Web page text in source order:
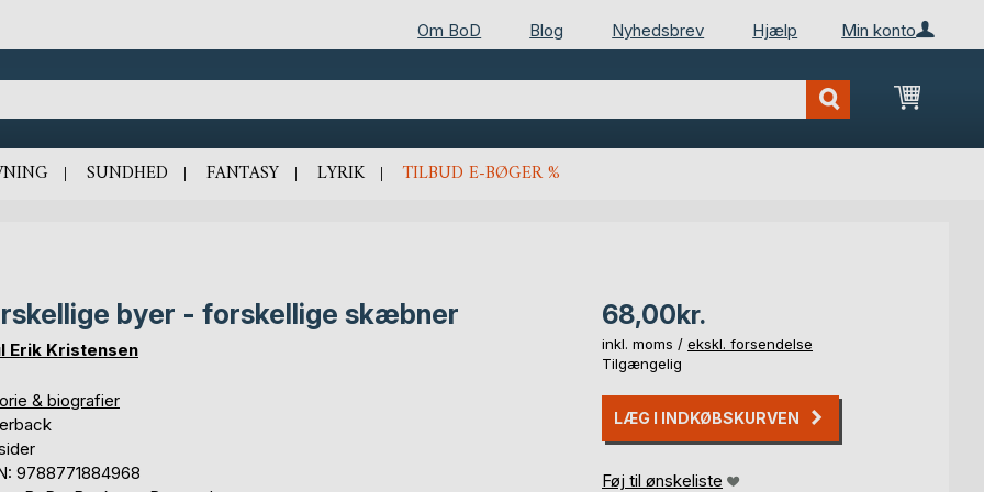
Min konto
Om BoD Blog Nyhedsbrev Hjælp
Min
SUNDHED FANTASY LYRIK TILBUD E-BØGER %
byer - forskellige skæbner
Erik Kristensen
& biografier
9788771884968
68,00kr.
inkl. moms / ekskl. forsendelse
Tilgængelig
LÆG I INDKØBSKURVEN
Føj til ønskeliste